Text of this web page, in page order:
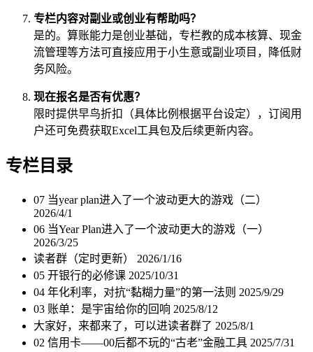
专栏内容对副业或创业有帮助吗？
是的。算账能力是创业基础，专栏教的成本核算、现金
流管理等方法可直接应用于小生意或副业项目，降低财
务风险。
现在报名是否有优惠？
限时提供早鸟折扣（具体比例根据平台设定），订阅用
户还可免费获取Excel工具包及后续更新内容。
专栏目录
07 当year plan进入了一个波动更大的游戏（二）
2026/4/1
06 当Year Plan进入了一个波动更大的游戏（一）
2026/3/25
读者群（定时更新） 2026/1/16
05 开银行的必修课 2025/10/31
04 年化利率，对抗“黏糊力量”的第一法则 2025/9/29
03 账单：是宇宙给你的回响 2025/8/12
大家好，来都来了，可以进读者群了 2025/8/1
02 信用卡——00后都不玩的“古老”金融工具 2025/7/31